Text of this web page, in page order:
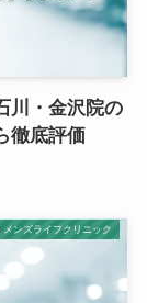
川・金沢院の
徹底評価
メンズライフクリニック